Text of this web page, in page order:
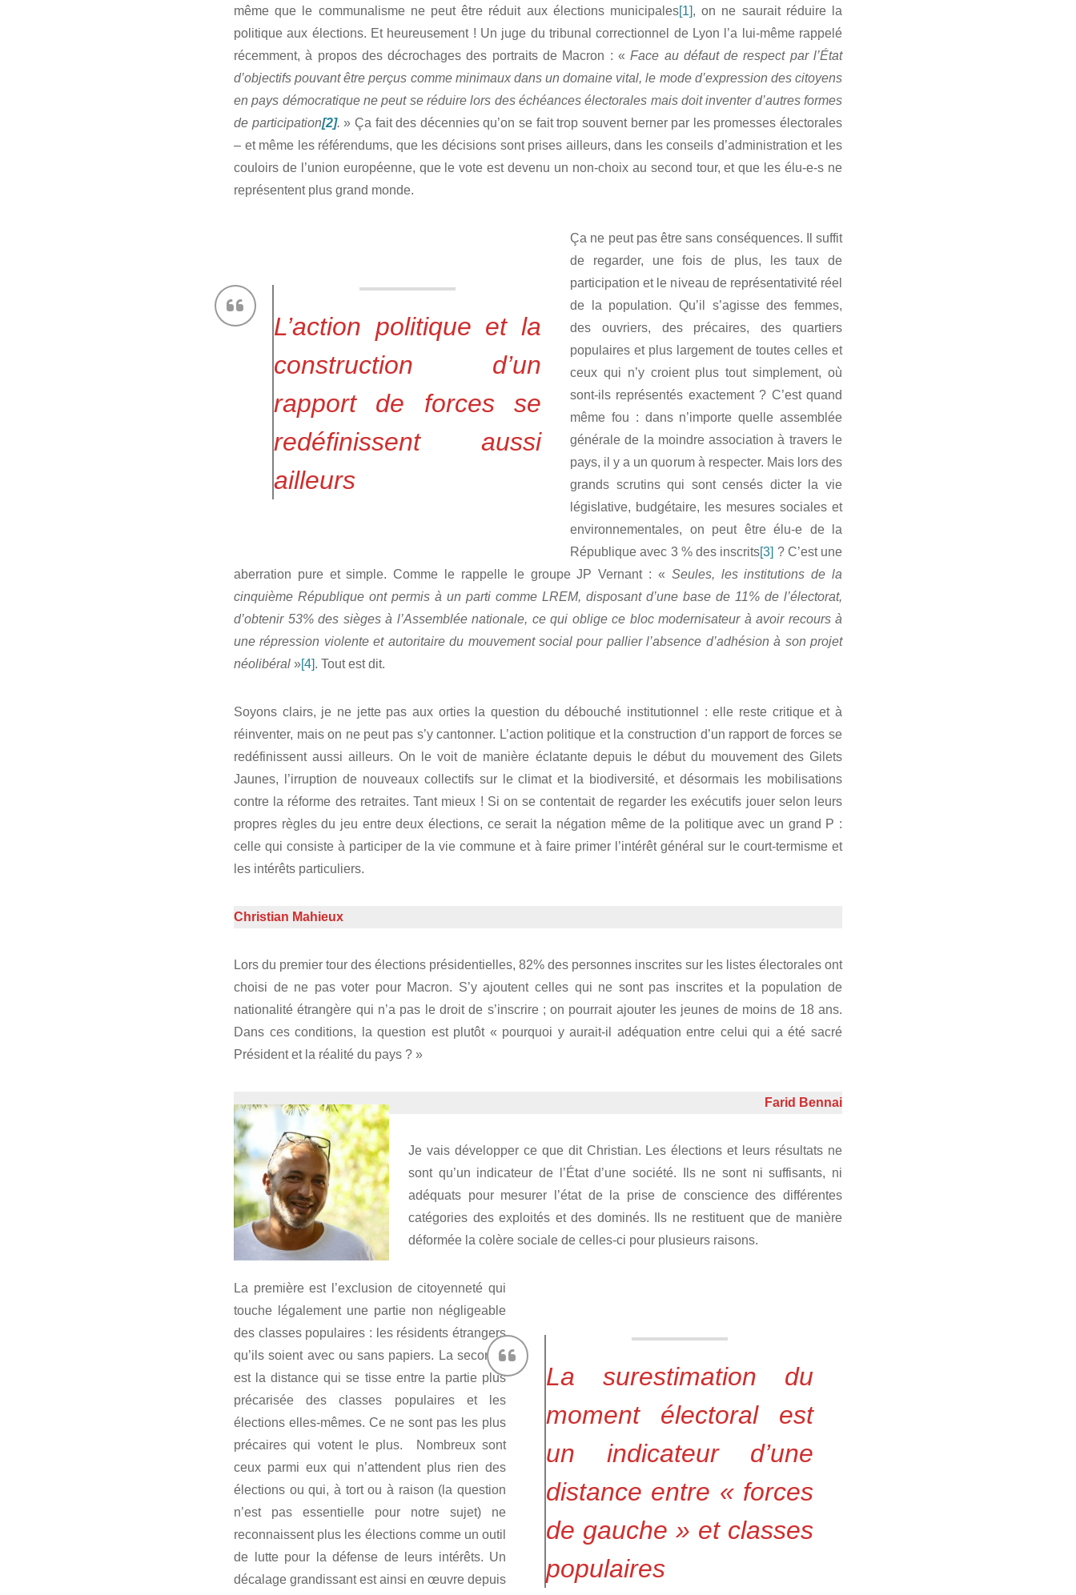
même que le communalisme ne peut être réduit aux élections municipales[1], on ne saurait réduire la
politique aux élections. Et heureusement ! Un juge du tribunal correctionnel de Lyon l’a lui-même rappelé
récemment, à propos des décrochages des portraits de Macron : «Face au défaut de respect par l’État
d’objectifs pouvant être perçus comme minimaux dans un domaine vital, le mode d’expression des citoyens
en pays démocratique ne peut se réduire lors des échéances électorales mais doit inventer d’autres formes
de participation[2].» Ça fait des décennies qu’on se fait trop souvent berner par les promesses électorales
– et même les référendums, que les décisions sont prises ailleurs, dans les conseils d’administration et les
couloirs de l’union européenne, que le vote est devenu un non-choix au second tour, et que les élu-e-s ne
représentent plus grand monde.
L’action politique et la
construction d’un
rapport de forces se
redéfinissent aussi
ailleurs
Ça ne peut pas être sans conséquences. Il suffit
de regarder, une fois de plus, les taux de
participation et le niveau de représentativité réel
de la population. Qu’il s’agisse des femmes,
des ouvriers, des précaires, des quartiers
populaires et plus largement de toutes celles et
ceux qui n’y croient plus tout simplement, où
sont-ils représentés exactement ? C’est quand
même fou : dans n’importe quelle assemblée
générale de la moindre association à travers le
pays, il y a un quorum à respecter. Mais lors des
grands scrutins qui sont censés dicter la vie
législative, budgétaire, les mesures sociales et
environnementales, on peut être élu-e de la
République avec 3 % des inscrits[3] ? C’est une
aberration pure et simple. Comme le rappelle le groupe JP Vernant : « Seules, les institutions de la
cinquième République ont permis à un parti comme LREM, disposant d’une base de 11% de l’électorat,
d’obtenir 53% des sièges à l’Assemblée nationale, ce qui oblige ce bloc modernisateur à avoir recours à
une répression violente et autoritaire du mouvement social pour pallier l’absence d’adhésion à son projet
néolibéral »[4]. Tout est dit.
Soyons clairs, je ne jette pas aux orties la question du débouché institutionnel : elle reste critique et à
réinventer, mais on ne peut pas s’y cantonner. L’action politique et la construction d’un rapport de forces se
redéfinissent aussi ailleurs. On le voit de manière éclatante depuis le début du mouvement des Gilets
Jaunes, l’irruption de nouveaux collectifs sur le climat et la biodiversité, et désormais les mobilisations
contre la réforme des retraites. Tant mieux ! Si on se contentait de regarder les exécutifs jouer selon leurs
propres règles du jeu entre deux élections, ce serait la négation même de la politique avec un grand P :
celle qui consiste à participer de la vie commune et à faire primer l’intérêt général sur le court-termisme et
les intérêts particuliers.
Christian Mahieux
Lors du premier tour des élections présidentielles, 82% des personnes inscrites sur les listes électorales ont
choisi de ne pas voter pour Macron. S’y ajoutent celles qui ne sont pas inscrites et la population de
nationalité étrangère qui n’a pas le droit de s’inscrire ; on pourrait ajouter les jeunes de moins de 18 ans.
Dans ces conditions, la question est plutôt « pourquoi y aurait-il adéquation entre celui qui a été sacré
Président et la réalité du pays ? »
Farid Bennai
Je vais développer ce que dit Christian. Les élections et leurs résultats ne
sont qu’un indicateur de l’État d’une société. Ils ne sont ni suffisants, ni
adéquats pour mesurer l’état de la prise de conscience des différentes
catégories des exploités et des dominés. Ils ne restituent que de manière
déformée la colère sociale de celles-ci pour plusieurs raisons.
La surestimation du
moment électoral est
un indicateur d’une
distance entre « forces
de gauche » et classes
populaires
La première est l’exclusion de citoyenneté qui
touche légalement une partie non négligeable
des classes populaires : les résidents étrangers
qu’ils soient avec ou sans papiers. La seconde
est la distance qui se tisse entre la partie plus
précarisée des classes populaires et les
élections elles-mêmes. Ce ne sont pas les plus
précaires qui votent le plus. Nombreux sont
ceux parmi eux qui n’attendent plus rien des
élections ou qui, à tort ou à raison (la question
n’est pas essentielle pour notre sujet) ne
reconnaissent plus les élections comme un outil
de lutte pour la défense de leurs intérêts. Un
décalage grandissant est ainsi en œuvre depuis